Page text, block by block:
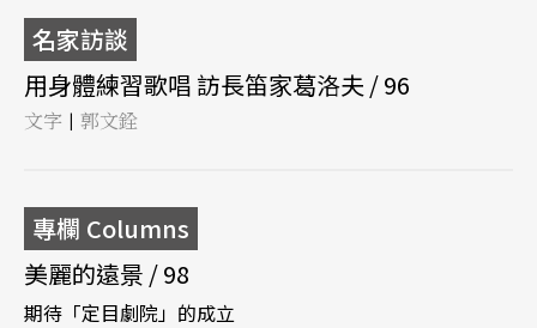
名家訪談
用身體練習歌唱 訪長笛家葛洛夫 / 96
文字 | 郭文銓
專欄 Columns
美麗的遠景 / 98
期待「定目劇院」的成立